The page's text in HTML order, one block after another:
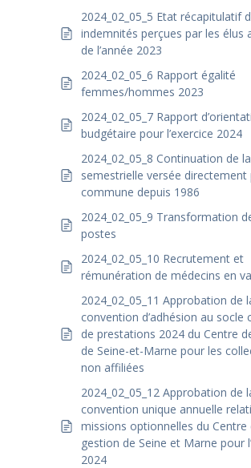
2024_02_05_5 Etat récapitulatif
indemnités perçues par les élus
de l’année 2023
2024_02_05_6 Rapport égalité
femmes/hommes 2023
2024_02_05_7 Rapport
budgétaire pour l’exercice 2024
2024_02_05_8 Continuation de
semestrielle versée directement
commune depuis 1986
2024_02_05_9 Transformation
postes
2024_02_05_10 Recrutement et
rémunération de médecins en
2024_02_05_11 Approbation de
convention d’adhésion au socle
de prestations 2024 du Centre
de Seine-et-Marne pour les
non affiliées
2024_02_05_12 Approbation de
convention unique annuelle
missions optionnelles du Centre
gestion de Seine et Marne pour
2024